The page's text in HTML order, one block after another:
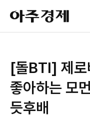
아
주
경
[돌BTI] 제로
좋아하는 모
듯후배